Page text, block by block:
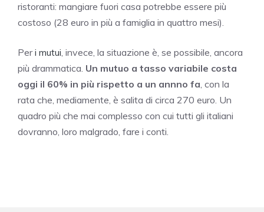
ristoranti: mangiare fuori casa potrebbe essere più
costoso (28 euro in più a famiglia in quattro mesi).
Peri mutui, invece, la situazione è, se possibile, ancora
più drammatica. Un mutuo a tasso variabile costa
oggi il 60% in più rispetto a un annno fa, con la
rata che, mediamente, è salita di circa 270 euro. Un
quadro più che mai complesso con cui tutti gli italiani
dovranno, loro malgrado, fare i conti.